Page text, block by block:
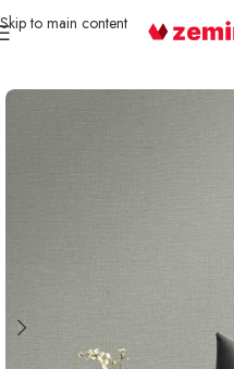
Skip to main content